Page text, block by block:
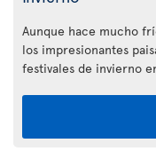
Aunque hace mucho
los impresionantes
festivales de invierno